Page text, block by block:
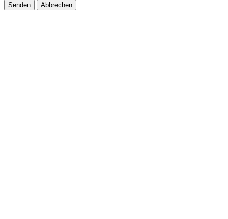
Senden Abbrechen